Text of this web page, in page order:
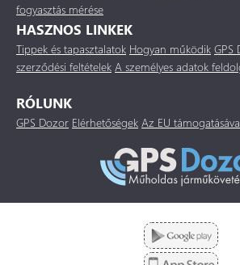
fogyasztás mérése
HASZNOS LINKEK
Tippek és tapasztalatok Hogyan működik GPS
szerződési feltételek A személyes adatok
RÓLUNK
GPS Dozor Elérhetőségek Az EU